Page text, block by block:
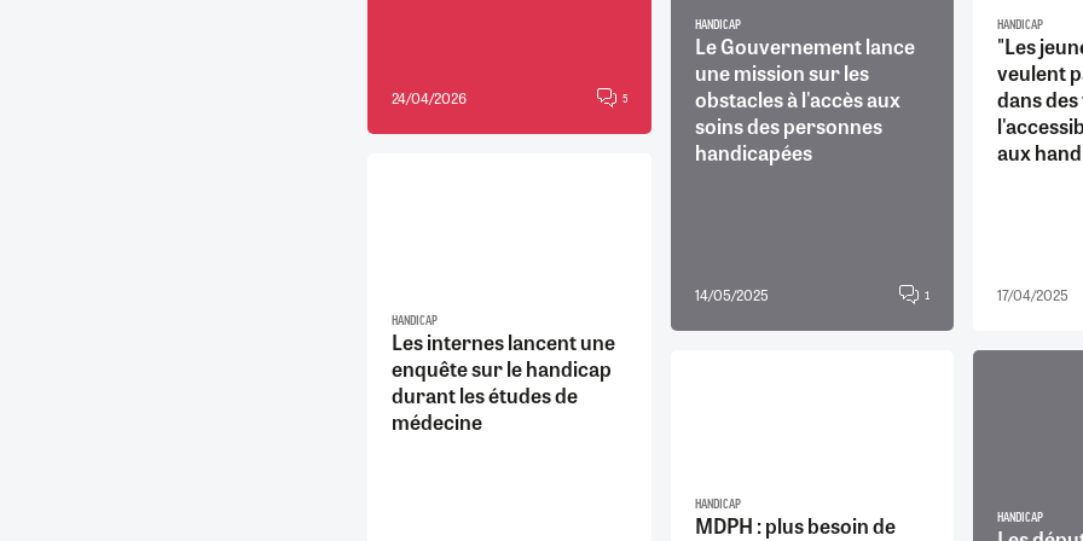
24/04/2026 5
HANDICAP
Les internes lancent une
enquête sur le handicap
durant les études de
médecine
HANDICAP
Le Gouvernement lance
une mission sur les
obstacles à l'accès aux
soins des personnes
handicapées
14/05/2025 1
HANDICAP
"Les
veulent
dans
aux
17/04/2025
HANDICAP
MDPH : plus besoin de
HANDICAP